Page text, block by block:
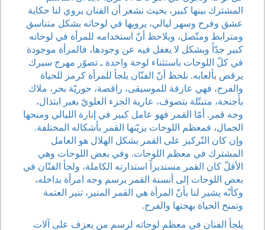
المشترك بينها كبير، بحيث نشعر أن الفنان يروي لنا حكاية
عشق وفرح وسهر ليالي، يرويها في لوحاته بشكل متناسق
ومترابط ومتّصل، ويلاحظ أنّ استخدامه للمرأة في لوحاته
كبير جدّاً وبشكل لا يغفل فيه عن وجودها، فالمرأة موجودة
في كلّ اللوحات باستثناء لوحة واحدة ـ تصوّر مهرج سيرك
يرقص بألعابه. نلحظ أنّ الفنّان يلجأ للمرأة كرمز للحياة
والفرح، فهي عازفة للموسيقى، راقصة، حوريّة بحر، ملاك
بأجنحة، متبتّلة بتصوف، عارية الجزء العلويّ بغير ابتذال،
وجه قمر. أمّا القمر فهو عامل كبير في إنارة الليالي ومنحها
الجمال، فمعظم اللوحات يزيّنها القمر بأشكاله المختلفة.
وإن كان التّركيز على القمر بشكل الهلال هو العامل
المشترك في معظم اللوحات. وفي بعض اللوحات وهي
الأقلّ كان القمر مستديراً استدارته الكاملة، ولجأ الفنّان في
بعض اللوحات إلى أنسنة القمر برسم وجه امرأة بداخله،
وكأنّه يشير لنا بأنّ المرأة هي القمر المنير، تنير العتمة
وتمنح الحياة بهجتها والفرح.
يلجأ الفنان في معظم لوحاته لرسم من يعزف على آلات